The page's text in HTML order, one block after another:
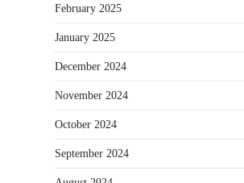
February 2025
January 2025
December 2024
November 2024
October 2024
September 2024